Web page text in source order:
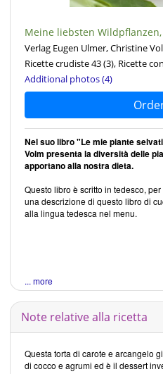
Meine liebsten
Verlag Eugen Ulmer, Christine
Ricette crudiste 43(3), Ricette
Additional photos (4)
Nel suo libro "Le mie piante
Volm presenta la diversità delle
apportano alla nostra dieta.
Questo libro è scritto in tedesco,
una descrizione di questo libro di
alla lingua tedesca nel menu.
... more
Note relative alla ricetta
Questa torta di carote e arcangelo
di cocco e agrumi ed è il dessert